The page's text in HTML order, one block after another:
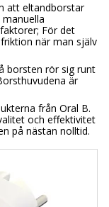
att eltandborstar
För det
när man själv
borsten rör sig runt
är
från Oral B.
och effektivitet
på nästan nolltid.